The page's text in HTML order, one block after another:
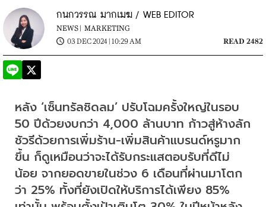
กนกวรรณ มากเมฆ / WEB EDITOR
NEWS | MARKETING
03 DEC 2024 | 10:29 AM
READ 2482
หลัง ‘เซ็นทรัลชิดลม’ ปรับโฉมครั้งใหญ่ในรอบ
50 ปีด้วยงบกว่า 4,000 ล้านบาท ก้าวสู่ห้างลัก
ชัวรีด้วยการเพิ่มร้าน-เพิ่มสินค้าแบรนด์หรูมาก
ขึ้น ก็ดูเหมือนว่าจะได้รับกระแสตอบรับที่ดีไม่
น้อย จากยอดขายในช่วง 6 เดือนที่ผ่านมาโตก
ว่า 25% ทั้งที่ยังเปิดให้บริการได้เพียง 85%